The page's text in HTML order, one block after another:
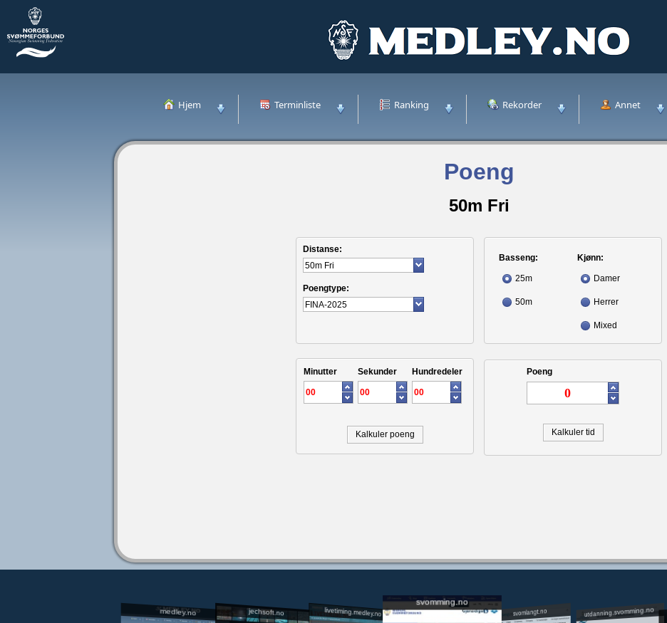
Hjem Terminliste Ranking Rekorder Annet
Poeng
50m Fri
Distanse:
Poengtype:
Basseng:
25m
50m
Kjønn:
Damer
Herrer
Mixed
Minutter Sekunder Hundredeler
Kalkuler poeng
Poeng
Kalkuler tid
medley.no jechsoft.no livetiming.medley.no
svomming.no
svomlangt.no utdanning.svomming.no